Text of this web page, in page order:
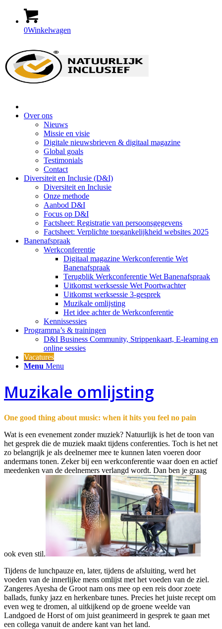
0Winkelwagen
Over ons
Nieuws
Missie en visie
Digitale nieuwsbrieven & digitaal magazine
Global goals
Testimonials
Contact
Diversiteit en Inclusie (D&I)
Diversiteit en Inclusie
Onze methode
Aanbod D&I
Focus op D&I
Factsheet: Registratie van persoonsgegevens
Factsheet: Verplichte toegankelijkheid websites 2025
Banenafspraak
Werkconferentie
Digitaal magazine Werkconferentie Wet
Banenafspraak
Terugblik Werkconferentie Wet Banenafspraak
Uitkomst werksessie Wet Poortwachter
Uitkomst werksessie 3-gesprek
Muzikale omlijsting
Het idee achter de Werkconferentie
Kennissessies
Programma’s & trainingen
D&I Business Community, Strippenkaart, E-learning en
online sessies
Vacatures
Menu Menu
Muzikale omlijsting
One good thing about music: when it hits you feel no pain
Wat is een evenement zonder muziek? Natuurlijk is het de toon van
het gesprek die de muziek maakt tijdens conferenties. Toch is het net
zo belangrijk je als deelnemer mee te kunnen laten voeren door
andermans tonen. Zeker bij een werkconferentie waar doen en actief
meedenken van de deelnemers verlangd wordt. Dan ben je graag
ook even stil.
Tijdens de lunchpauze en, later, tijdens de afsluiting, werd het
voeden van de innerlijke mens omlijst met het voeden van de ziel.
Zangeres Ayesha de Groot nam ons mee op een reis door zoete
ballads, funky jazz en herkenbare tunes. Precies het juiste recept om
even weg te dromen, al uitkijkend op de groene weelde van
Landgoed de Horst of om juist geanimeerd in gesprek te gaan met
een collega vanuit de andere kant van het land.